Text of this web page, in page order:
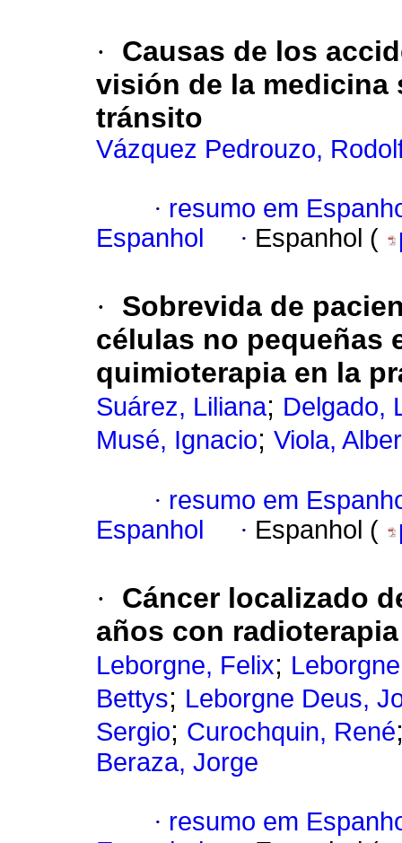
·
Causas de los
visión de la
tránsito
Vázquez Pedrouzo,
· resumo em
Espanhol
· Espanhol (
·
Sobrevida de
células no pequeñas
quimioterapia en la
Suárez, Liliana; Delgado,
Musé, Ignacio; Viola,
· resumo em
Espanhol
· Espanhol (
·
Cáncer localizado
años con
Leborgne, Felix;
Bettys; Leborgne Deus,
Sergio; Curochquin, René
Beraza, Jorge
· resumo em